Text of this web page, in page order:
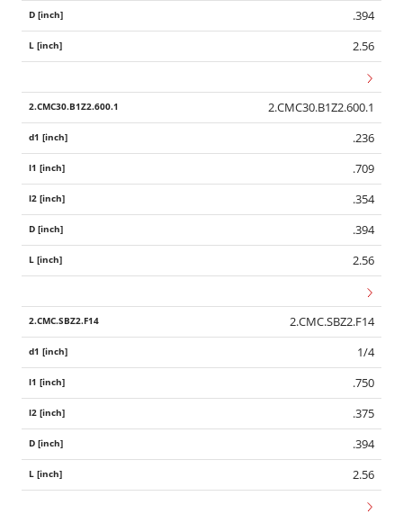
.394
2.56
2.CMC30.B1Z2.600.1
.236
.709
.354
.394
2.56
2.CMC.SBZ2.F14
1/4
.750
.375
.394
2.56